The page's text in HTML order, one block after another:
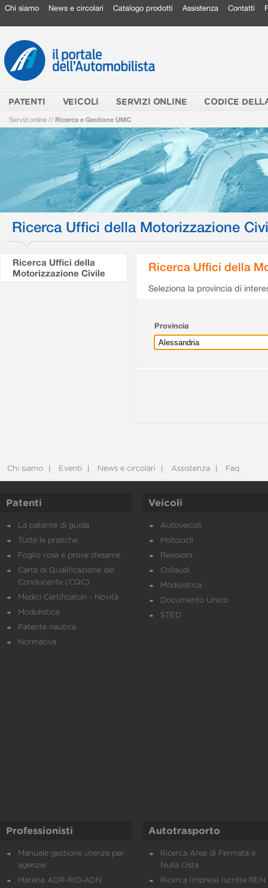
Chi siamo News e circolari Catalogo prodotti Assistenza Contatti
PATENTI VEICOLI SERVIZI ONLINE CODICE
Servizi online // Ricerca e Gestione UMC
Ricerca Uffici della Motorizzazione
Ricerca Uffici della
Motorizzazione Civile
Ricerca Uffici della
Seleziona la provincia di
Provincia
Chi siamo Eventi News e circolari Assistenza Faq
Patenti
La patente di guida
Tutte le pratiche
Foglio rosa e prove d’esame
Carta di Qualificazione del
Conducente (CQC)
Medici Certificatori - Novità
Modulistica
Patente nautica
Normativa
Veicoli
Autoveicoli
Motocicli
Revisioni
Collaudi
Modulistica
Documento Unico
STED
Professionisti
Manuale gestione utenze per
agenzie
Materia ADR-RID-ADN
Autotrasporto
Ricerca Aree di Fermata e
Nulla Osta
Ricerca Imprese Iscritte REN